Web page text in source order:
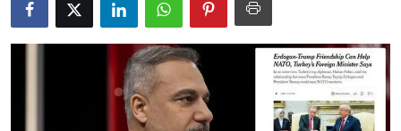
Teknoloji Haberleri